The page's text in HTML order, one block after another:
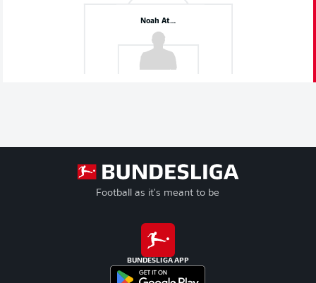
Noah Atubolu
Football as it's meant to be
BUNDESLIGA APP